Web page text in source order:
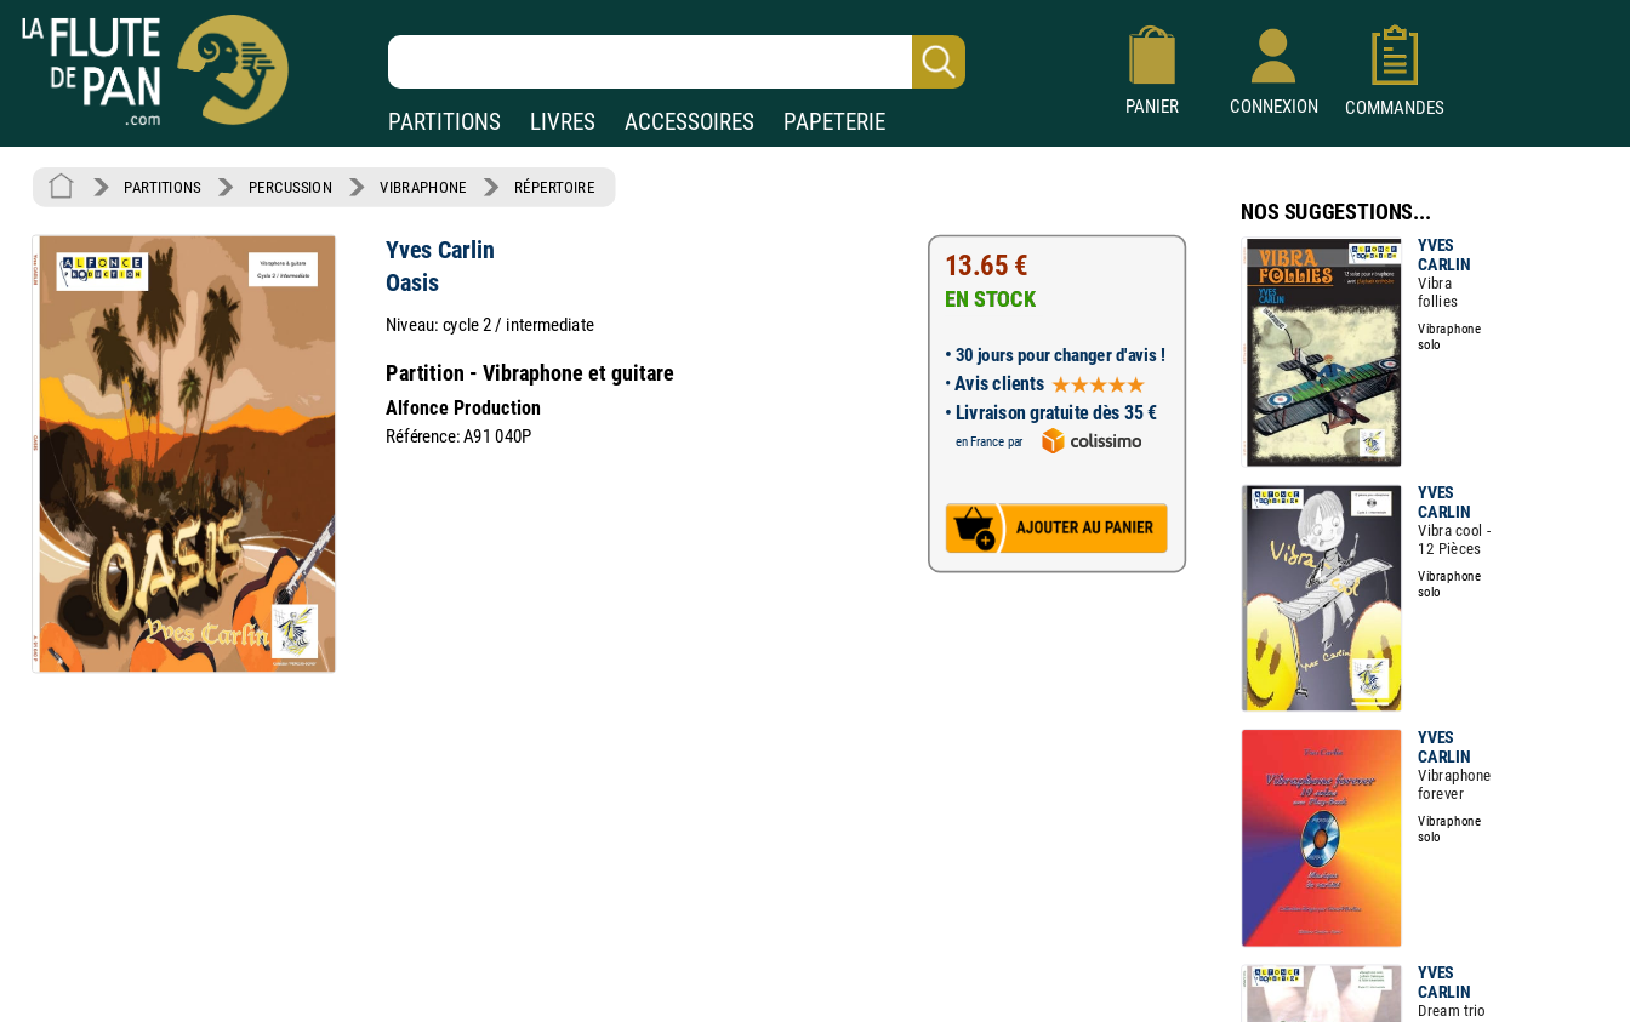
PARTITIONS LIVRES ACCESSOIRES PAPETERIE
PANIER CONNEXION COMMANDES
PARTITIONS PERCUSSION VIBRAPHONE RÉPERTOIRE
Yves Carlin
Oasis
Niveau: cycle 2 / intermediate
Partition - Vibraphone et guitare
Alfonce Production
Référence: A91 040P
13.65 €
EN STOCK
• 30 jours pour changer d'avis !
•Avis clients
• Livraison gratuite dès 35 €
en France par
NOS SUGGESTIONS...
YVES
CARLIN
Vibra
follies
Vibraphone
solo
YVES
CARLIN
Vibra cool -
12 Pièces
Vibraphone
solo
YVES
CARLIN
Vibraphone
forever
Vibraphone
solo
YVES
CARLIN
Dream trio